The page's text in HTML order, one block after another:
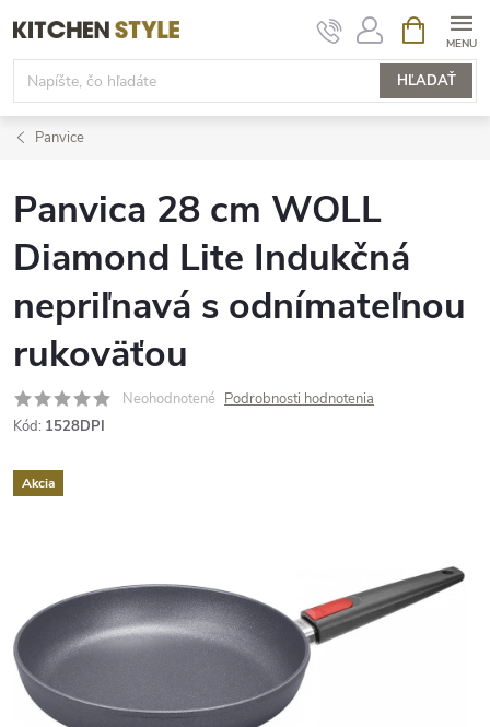
na
obsah
HĽADAŤ
KOŠÍK
Panvice
Panvica 28 cm WOLL
Diamond Lite Indukčná
nepriľnavá s odnímateľnou
rukoväťou
Neohodnotené Podrobnosti hodnotenia
Kód: 1528DPI
Akcia